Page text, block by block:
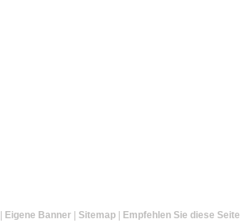
Eigene Banner| Sitemap| Empfehlen Sie diese Seite